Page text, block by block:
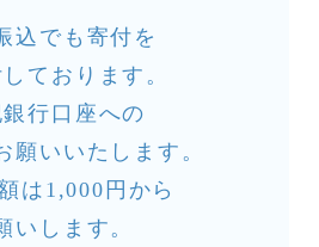
込でも寄付を
ております。
行口座への
願いいたします。
は1,000円から
いします。